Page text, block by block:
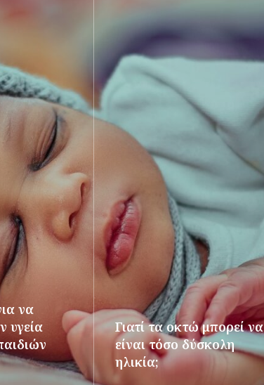
να
υγεία
Γιατί τα οκτώ μπορεί να
είναι τόσο δύσκολη
ηλικία;